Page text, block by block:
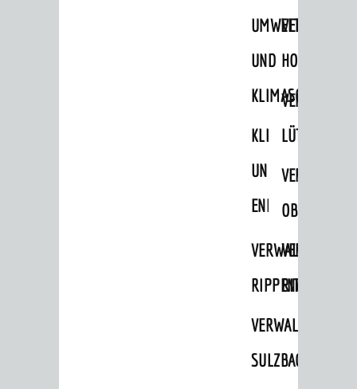
UMWELT-
UND
KLIMASCHUTZ
KLIMASCHUTZ
UND
RIPPENWEIER
SULZBACH